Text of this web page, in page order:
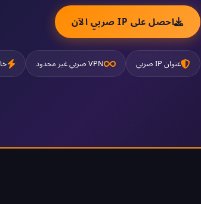
احصل على IP صربي الآن
عنوان IP صربي VPN صربي غير محدود